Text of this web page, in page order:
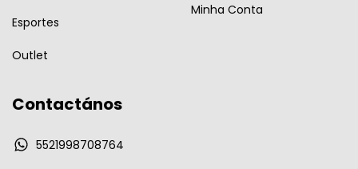
Esportes
Outlet
Minha Conta
Contactános
5521998708764